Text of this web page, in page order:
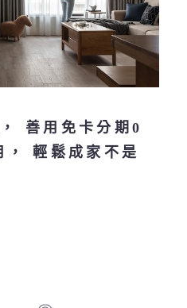
善用免卡分期0
， 輕鬆成家不是